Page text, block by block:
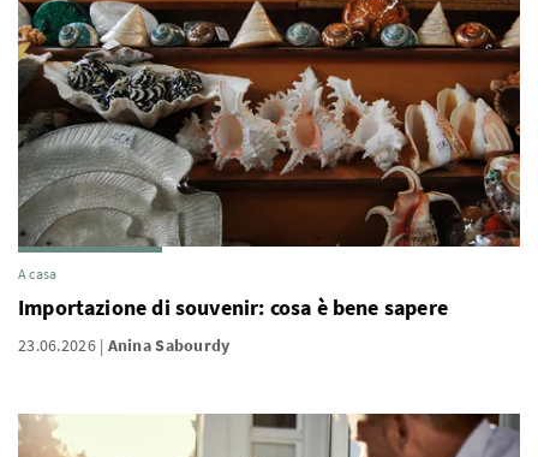
A casa
Importazione di souvenir: cosa è bene sapere
23.06.2026 Anina Sabourdy